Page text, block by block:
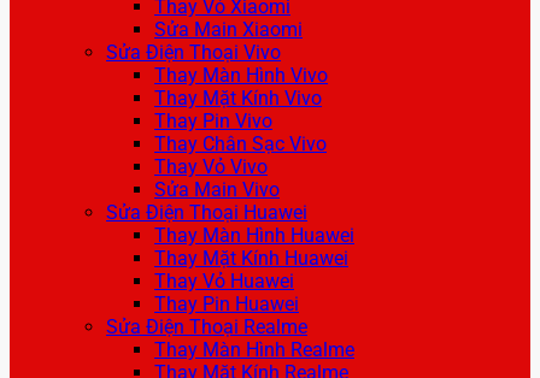
Thay Vỏ Xiaomi
Sửa Main Xiaomi
Sửa Điện Thoại Vivo
Thay Màn Hình Vivo
Thay Mặt Kính Vivo
Thay Pin Vivo
Thay Chân Sạc Vivo
Thay Vỏ Vivo
Sửa Main Vivo
Sửa Điện Thoại Huawei
Thay Màn Hình Huawei
Thay Mặt Kính Huawei
Thay Vỏ Huawei
Thay Pin Huawei
Sửa Điện Thoại Realme
Thay Màn Hình Realme
Thay Mặt Kính Realme